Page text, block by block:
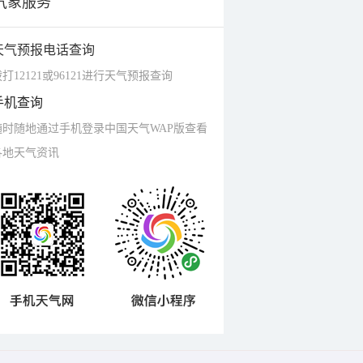
气预报电话查询
打12121或96121进行天气预报查询
机查询
时随地通过手机登录中国天气WAP版查看
地天气资讯